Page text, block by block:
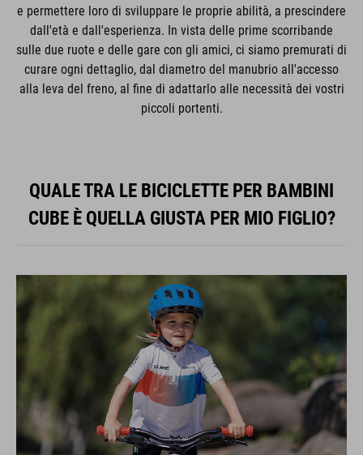
e permettere loro di sviluppare le proprie abilità, a prescindere
dall'età e dall'esperienza. In vista delle prime scorribande
sulle due ruote e delle gare con gli amici, ci siamo premurati di
curare ogni dettaglio, dal diametro del manubrio all'accesso
alla leva del freno, al fine di adattarlo alle necessità dei vostri
piccoli portenti.
QUALE TRA LE BICICLETTE PER BAMBINI
CUBE È QUELLA GIUSTA PER MIO FIGLIO?